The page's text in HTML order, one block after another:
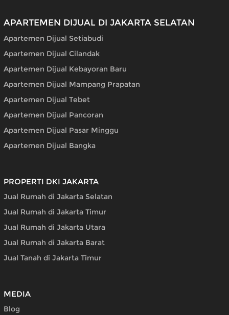
APARTEMEN DIJUAL DI JAKARTA SELATAN
Apartemen Dijual Setiabudi
Apartemen Dijual Cilandak
Apartemen Dijual Kebayoran Baru
Apartemen Dijual Mampang Prapatan
Apartemen Dijual Tebet
Apartemen Dijual Pancoran
Apartemen Dijual Pasar Minggu
Apartemen Dijual Bangka
PROPERTI DKI JAKARTA
Jual Rumah di Jakarta Selatan
Jual Rumah di Jakarta Timur
Jual Rumah di Jakarta Utara
Jual Rumah di Jakarta Barat
Jual Tanah di Jakarta Timur
MEDIA
Blog